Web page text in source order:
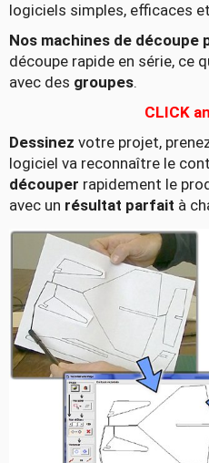
logiciels simples, efficaces
Nos machines de découpe
découpe rapide en série, ce
avec des groupes.
CLICK
Dessinez votre projet,
logiciel va reconnaître le
découper rapidement le
avec un résultat parfait à